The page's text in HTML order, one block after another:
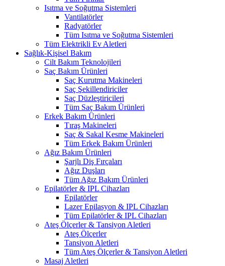
Isıtma ve Soğutma Sistemleri
Vantilatörler
Radyatörler
Tüm Isıtma ve Soğutma Sistemleri
Tüm Elektrikli Ev Aletleri
Sağlık-Kişisel Bakım
Cilt Bakım Teknolojileri
Saç Bakım Ürünleri
Saç Kurutma Makineleri
Saç Şekillendiriciler
Saç Düzleştiricileri
Tüm Saç Bakım Ürünleri
Erkek Bakım Ürünleri
Tıraş Makineleri
Saç & Sakal Kesme Makineleri
Tüm Erkek Bakım Ürünleri
Ağız Bakım Ürünleri
Şarjlı Diş Fırçaları
Ağız Duşları
Tüm Ağız Bakım Ürünleri
Epilatörler & IPL Cihazları
Epilatörler
Lazer Epilasyon & IPL Cihazları
Tüm Epilatörler & IPL Cihazları
Ateş Ölçerler & Tansiyon Aletleri
Ateş Ölçerler
Tansiyon Aletleri
Tüm Ateş Ölçerler & Tansiyon Aletleri
Masaj Aletleri